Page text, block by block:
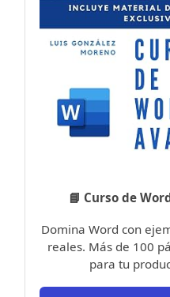
📘 Curso de
Domina Word con
reales. Más de 100
para tu